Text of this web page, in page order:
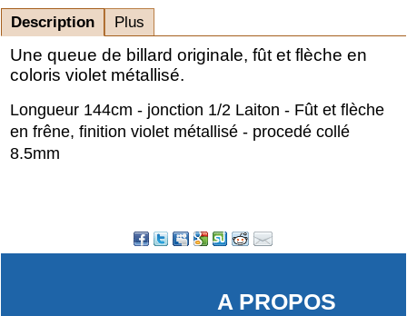
Description Plus
Une queue de billard originale, fût et flèche en
coloris violet métallisé.
Longueur 144cm - jonction 1/2 Laiton - Fût et flèche
en frêne, finition violet métallisé - procedé collé
8.5mm
A PROPOS